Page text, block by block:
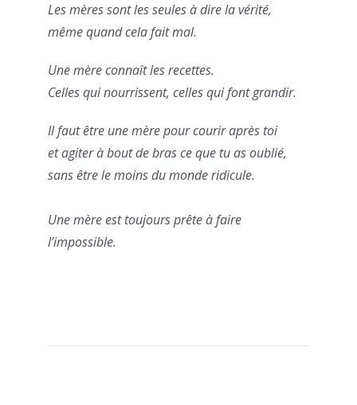
Les mères sont les seules à dire la vérité,
même quand cela fait mal.
Une mère connaît les recettes.
Celles qui nourrissent, celles qui font grandir.
Il faut être une mère pour courir après toi
et agiter à bout de bras ce que tu as oublié,
sans être le moins du monde ridicule.
Une mère est toujours prête à faire
l’impossible.